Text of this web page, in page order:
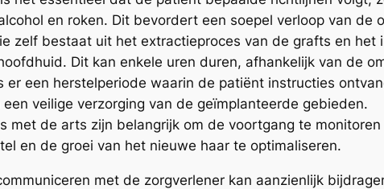
en roken. Dit bevordert een soepel verloop van de
zelf bestaat uit het extractieproces van de grafts en het
Dit kan enkele uren duren, afhankelijk van de
er een herstelperiode waarin de patiënt instructies
veilige verzorging van de geïmplanteerde gebieden.
met de arts zijn belangrijk om de voortgang te
en de groei van het nieuwe haar te optimaliseren.
met de zorgverlener kan aanzienlijk